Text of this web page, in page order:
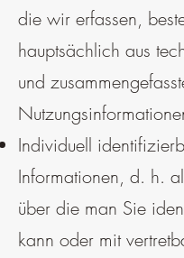
die wir erfassen,
hauptsächlich aus
und
Individuell
Informationen, d. h.
über die man Sie
kann oder mit